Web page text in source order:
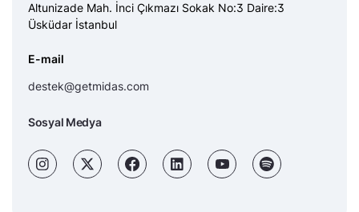
Altunizade Mah. İnci Çıkmazı Sokak No:3 Daire:3
Üsküdar İstanbul
E-mail
destek@getmidas.com
Sosyal Medya